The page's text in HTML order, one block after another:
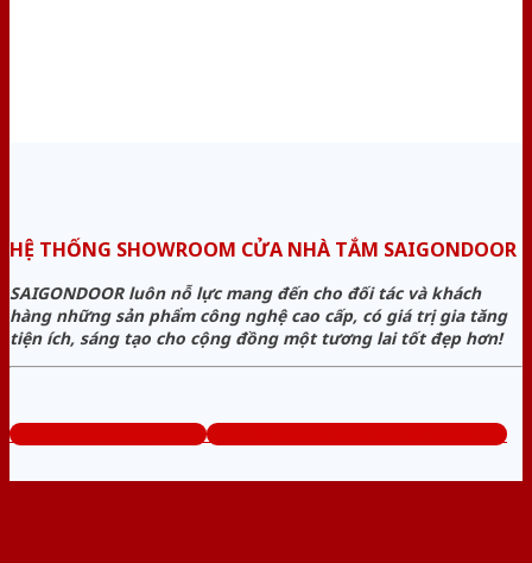
HỆ THỐNG SHOWROOM CỬA NHÀ TẮM SAIGONDOOR
SAIGONDOOR luôn nỗ lực mang đến cho đối tác và khách
hàng những sản phẩm công nghệ cao cấp, có giá trị gia tăng
tiện ích, sáng tạo cho cộng đồng một tương lai tốt đẹp hơn!
www.cuanhuavango.com Tổng đài tư vấn miễn phí: 0824.400.400